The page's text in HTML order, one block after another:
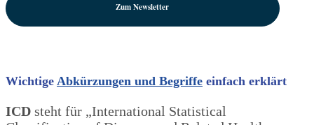
Zum Newsletter
Wichtige Abkürzungen und Begriffe einfach erklärt
ICD steht für „International Statistical